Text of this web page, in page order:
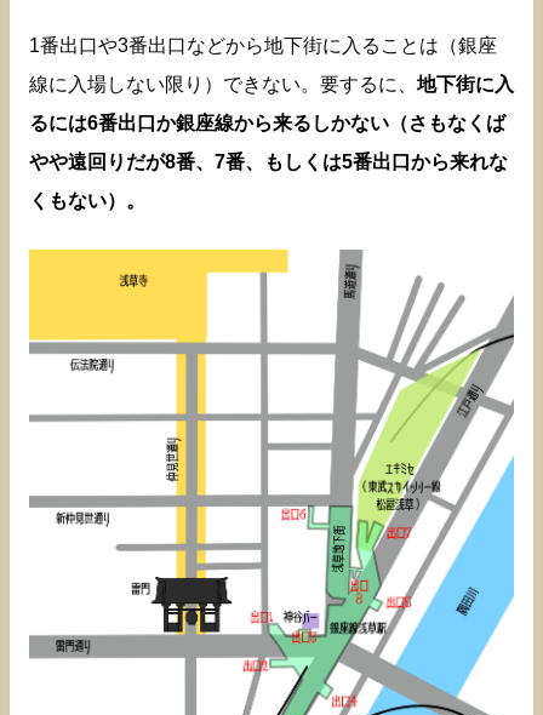
1番出口や3番出口などから地下街に入ることは（銀座
線に入場しない限り）できない。要するに、 地下街に入
るには6番出口か銀座線から来るしかない（さもなくば
やや遠回りだが8番、7番、もしくは5番出口から来れな
くもない）。